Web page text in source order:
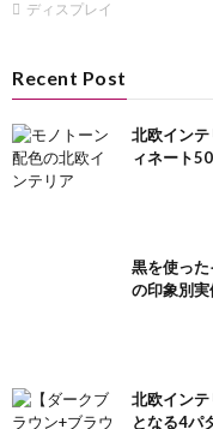
ディスプレイ
Recent Post
北欧イン
ィネート
黒を使っ
の印象別実
北欧イン
となる4パ